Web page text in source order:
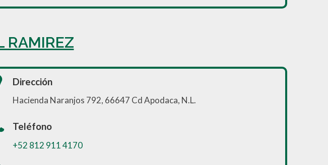
RAMIREZ
Dirección
Hacienda Naranjos 792, 66647 Cd Apodaca, N.L.
Teléfono
+52 812 911 4170